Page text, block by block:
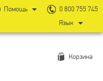
Корзина
Помощь
0 800 755 745
Язык